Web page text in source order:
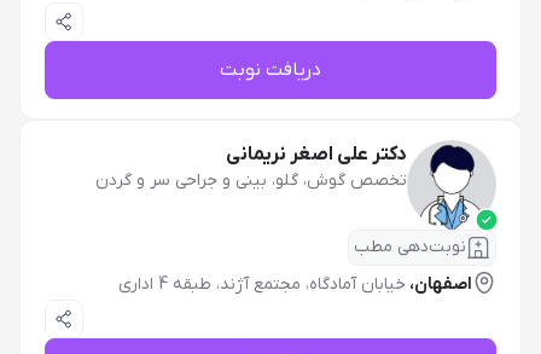
دریافت نوبت
دکتر علی اصغر نریمانی
تخصص گوش، گلو، بینی و جراحی سر و گردن
نوبت‌دهی مطب
اصفهان، خیابان آمادگاه، مجتمع آژند، طبقه 4 اداری